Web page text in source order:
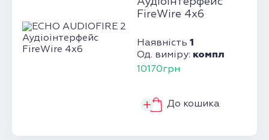
FireWire 4х6
Наявність 1
Од. виміру: компл
10170грн
До кошика